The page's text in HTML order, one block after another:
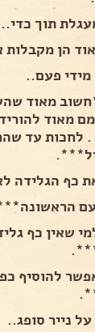
תוך כדי..
הן מקבלות
מידי פעם..
מאוד
מאוד
. לחכות עד
כף הגלידה
שאין כף
להוסיף
נייר סופג..